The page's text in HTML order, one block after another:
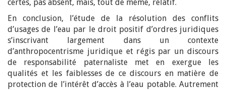
certes, pas absent, mais, tout de même, relatif.
En conclusion, l’étude de la résolution des conflits
d’usages de l’eau par le droit positif d’ordres juridiques
s’inscrivant largement dans un contexte
d’anthropocentrisme juridique et régis par un discours
de responsabilité paternaliste met en exergue les
qualités et les faiblesses de ce discours en matière de
protection de l’intérêt d’accès à l’eau potable. Autrement